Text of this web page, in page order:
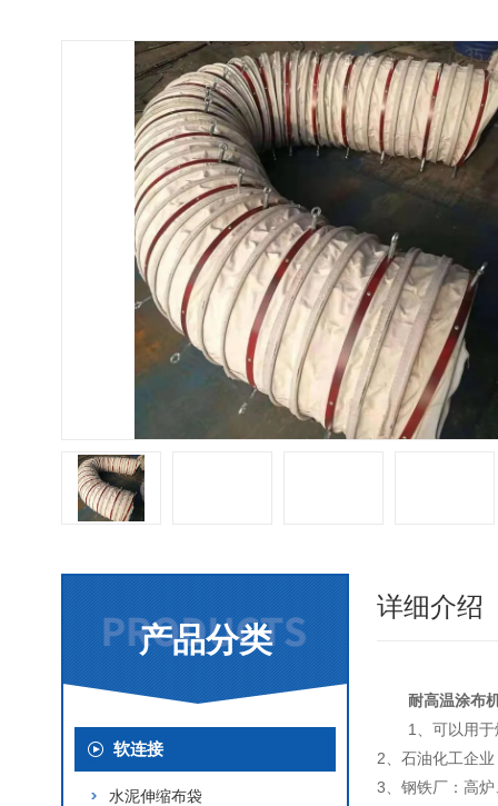
产品分类
软连接
水泥伸缩布袋
详细介绍
耐高温涂布
1、可以用
2、石油化工企
3、钢铁厂：高